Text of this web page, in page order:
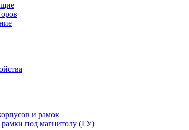
и рамок
рамки под магнитолу (ГУ)